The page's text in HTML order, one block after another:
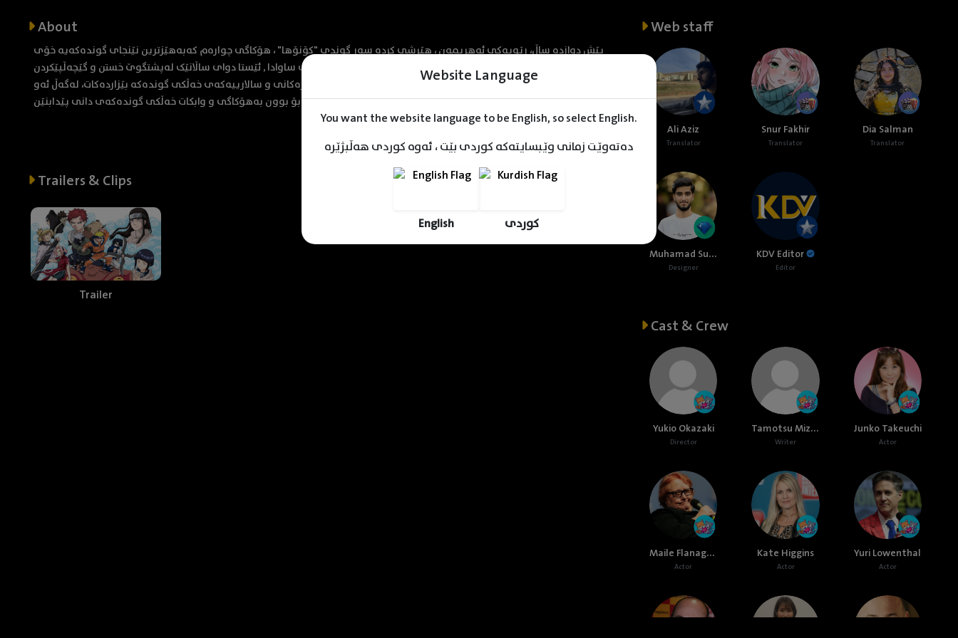
Website Language
You want the website language to be English, so select English.
دەتەوێت زمانی وێبسایتەکە کوردی بێت ، ئەوە کوردی هەڵبژێرە
English کوردی
About
پێش دوازدە ساڵ، ڕێویەکی ئەهریمەن ، هێرشی کردە سەر گوندی "کۆنۆها" ، هۆکاگی چوارەم کەبەهێزترین نێنجای گوندەکەیە خۆی
کرد بەقوربانی بۆ پاراستنی گوندەکە و دڕندەکەی مۆرکرد لەناو منداڵێکی ساوادا , ئێستا دوای ساڵانێک لەپشتگوێ خستن و گێچەڵپێکردن
خەڵکی گوندەکە بەرامبەر (ناروتۆ ئۆزوماکی) بەگاڵتە بێزارکەرەکانی و سالارییەکەی خەڵکی گوندەکە بێزاردەکات، لەگەڵ ئەو
ڕەفتارانەشی بەسەختی هەوڵدەدات بۆ بوون بەهۆکاگی و وابکات خەڵکی گوندەکەی دانی پێدابنێن.
Trailers & Clips
Trailer
Web staff
Ali Aziz
Translator
Snur Fakhir
Translator
Dia Salman
Translator
Muhamad Sulaiman
Designer
KDV Editor
Editor
Cast & Crew
Yukio Okazaki
Director
Tamotsu Mizukoshi
Writer
Junko Takeuchi
Actor
Maile Flanagan
Actor
Kate Higgins
Actor
Yuri Lowenthal
Actor